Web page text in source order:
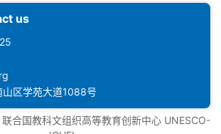
us
山区学苑大道1088号
合国教科文组织高等教育创新中心 UNESCO-